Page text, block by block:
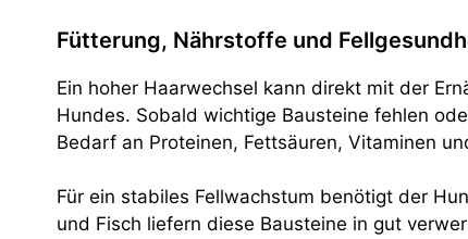
Fütterung, Nährstoffe und
Ein hoher Haarwechsel kann direkt mit der
Hundes. Sobald wichtige Bausteine fehlen
Bedarf an Proteinen, Fettsäuren, Vitaminen
Für ein stabiles Fellwachstum benötigt der
und Fisch liefern diese Bausteine in gut